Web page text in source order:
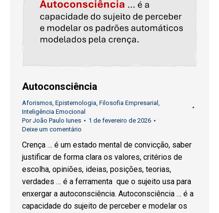
Autoconsciência
Aforismos, Epistemologia, Filosofia Empresarial ,
Inteligência Emocional
PorJoão Paulo Iunes
1 de fevereiro de 2026
Deixe um comentário
Crença … é um estado mental de convicção, saber
justificar de forma clara os valores, critérios de
escolha, opiniões, ideias, posições, teorias,
verdades … é a ferramenta que o sujeito usa para
enxergar a autoconsciência. Autoconsciência … é a
capacidade do sujeito de perceber e modelar os